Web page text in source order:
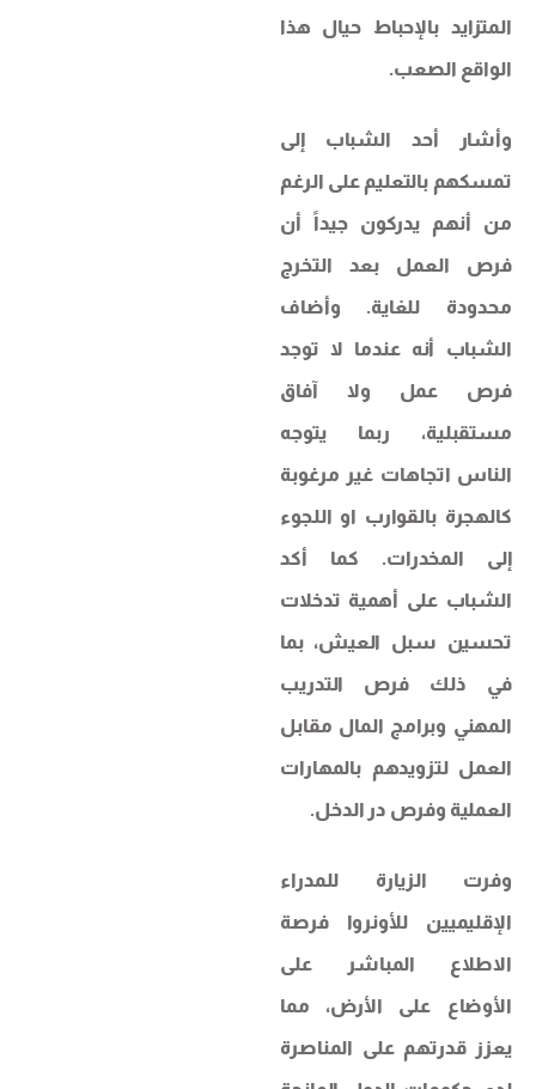
المتزايد بالإحباط حيال هذا
الواقع الصعب.
وأشار أحد الشباب إلى
تمسكهم بالتعليم على الرغم
من أنهم يدركون جيداً أن
فرص العمل بعد التخرج
محدودة للغاية. وأضاف
الشباب أنه عندما لا توجد
فرص عمل ولا آفاق
مستقبلية، ربما يتوجه
الناس اتجاهات غير مرغوبة
كالهجرة بالقوارب او اللجوء
إلى المخدرات. كما أكد
الشباب على أهمية تدخلات
تحسين سبل العيش، بما
في ذلك فرص التدريب
المهني وبرامج المال مقابل
العمل لتزويدهم بالمهارات
العملية وفرص در الدخل.
وفرت الزيارة للمدراء
الإقليميين للأونروا فرصة
الاطلاع المباشر على
الأوضاع على الأرض، مما
يعزز قدرتهم على المناصرة